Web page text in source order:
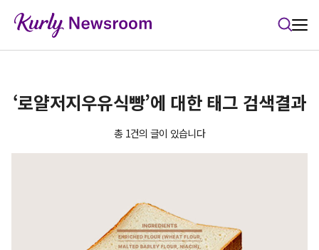
‘로얄저지우유식빵’에 대한 태그 검색결과
총 1건의 글이 있습니다